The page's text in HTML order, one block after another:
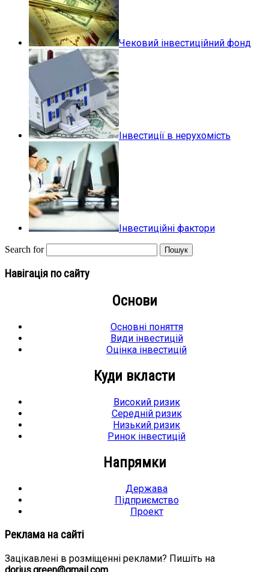
Чековий інвестиційний фонд
Інвестиції в нерухомість
Інвестиційні фактори
Search for
Навігація по сайту
Основи
Основні поняття
Види інвестицій
Оцінка інвестицій
Куди вкласти
Високий ризик
Середній ризик
Низький ризик
Ринок інвестицій
Напрямки
Держава
Підприємство
Проект
Реклама на сайті
Зацікавлені в розміщенні реклами? Пишіть на